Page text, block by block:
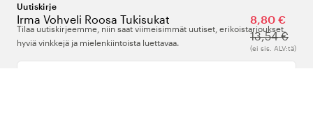
Irma Vohveli Roosa Tukisukat
8,80 €
13,54 €
(ei sis. ALV:tä)
Uutiskirje
Tilaa uutiskirjeemme, niin saat viimeisimmät uutiset, erikoistarjoukset,
hyviä vinkkejä ja mielenkiintoista luettavaa.
Kirjoita sähköpostiosoitteesi